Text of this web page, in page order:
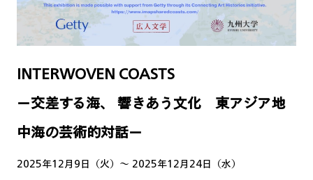
INTERWOVEN COASTS
ー交差する海、 響きあう文化 東アジア地
中海の芸術的対話ー
2025年12月9日（火）〜 2025年12月24日（水）